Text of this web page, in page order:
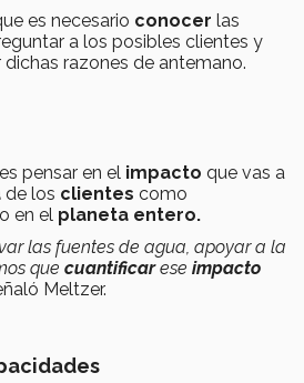
es necesario conocer las
a los posibles clientes y
razones de antemano.
pensar en el impacto que vas a
de los clientes como
en el planeta entero.
las fuentes de agua, apoyar a la
que cuantificarese impacto
Meltzer.